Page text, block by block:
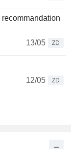
13/05
ZD
12/05
ZD